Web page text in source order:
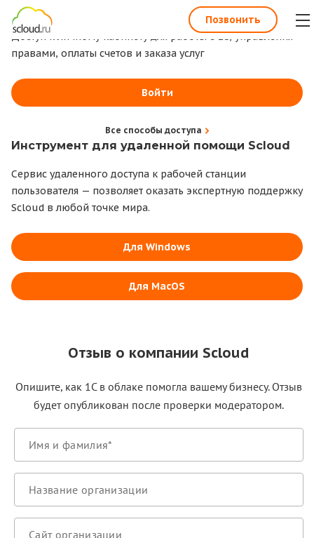
1С всегда под рукой
Доступ к личному кабинету для работы с 1С, управления
правами, оплаты счетов и заказа услуг
Войти
Все способы доступа
Инструмент для удаленной помощи Scloud
Сервис удаленного доступа к рабочей станции
пользователя — позволяет оказать экспертную поддержку
Scloud в любой точке мира.
Для Windows
Для MacOS
Позвонить
Отзыв о компании Scloud
Опишите, как 1С в облаке помогла вашему бизнесу. Отзыв
будет опубликован после проверки модератором.